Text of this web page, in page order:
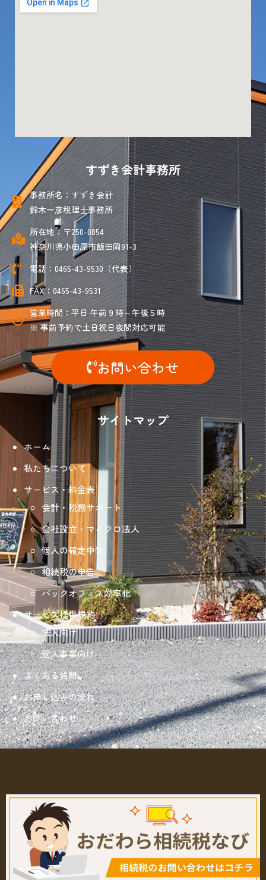
すずき会計事務所
事務所名：すずき会計
鈴木一彦税理士事務所
所在地：〒250-0854
神奈川県小田原市飯田岡91-3
電話：0465-43-9530（代表）
FAX：0465-43-9531
営業時間：平日 午前９時～午後５時
※ 事前予約で土日祝日夜間対応可能
お問い合わせ
サイトマップ
ホーム
私たちについて
サービス・料金表
会計・税務サポート
会社設立・マイクロ法人
個人の確定申告
相続税の申告
バックオフィス効率化
サービス提供規約
法人向け
個人事業向け
よくある質問
お申し込みの流れ
お問い合わせ